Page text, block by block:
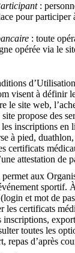
:
pour participer
: toute
opérée via le
visent à définir
le site web,
propose des
inscriptions en
à pied,
certificats
attestation de
aux
sportif.
et mot de
les certificats
inscriptions,
toutes les
repas d’après